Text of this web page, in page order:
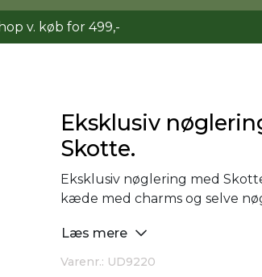
v. køb for 499,-
Eksklusiv
Skotte.
Eksklusiv nøglering med
kæde med charms og selve
Læs mere
Varenr.: UD9220